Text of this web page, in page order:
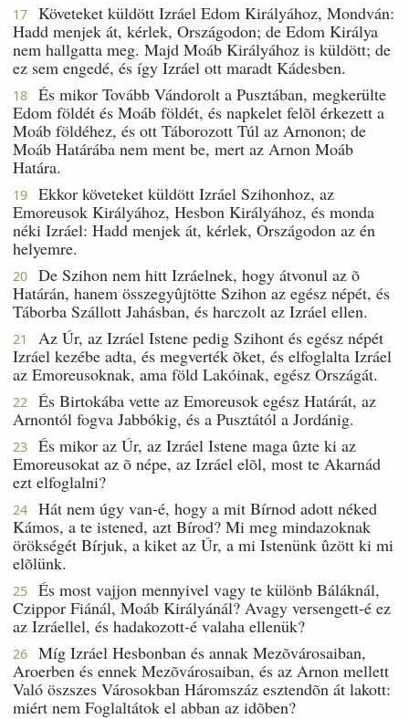
17
Követeket küldött Izráel Edom Királyához, Mondván:
Hadd menjek át, kérlek, Országodon; de Edom Királya
nem hallgatta meg. Majd Moáb Királyához is küldött; de
ez sem engedé, és így Izráel ott maradt Kádesben.
18
És mikor Tovább Vándorolt a Pusztában, megkerülte
Edom földét és Moáb földét, és napkelet felõl érkezett a
Moáb földéhez, és ott Táborozott Túl az Arnonon; de
Moáb Határába nem ment be, mert az Arnon Moáb
Határa.
19
Ekkor követeket küldött Izráel Szihonhoz, az
Emoreusok Királyához, Hesbon Királyához, és monda
néki Izráel: Hadd menjek át, kérlek, Országodon az én
helyemre.
20
De Szihon nem hitt Izráelnek, hogy átvonul az õ
Határán, hanem összegyûjtötte Szihon az egész népét, és
Táborba Szállott Jahásban, és harczolt az Izráel ellen.
21
Az Úr, az Izráel Istene pedig Szihont és egész népét
Izráel kezébe adta, és megverték õket, és elfoglalta Izráel
az Emoreusoknak, ama föld Lakóinak, egész Országát.
22
És Birtokába vette az Emoreusok egész Határát, az
Arnontól fogva Jabbókig, és a Pusztától a Jordánig.
23
És mikor az Úr, az Izráel Istene maga ûzte ki az
Emoreusokat az õ népe, az Izráel elõl, most te Akarnád
ezt elfoglalni?
24
Hát nem úgy van-é, hogy a mit Bírnod adott néked
Kámos, a te istened, azt Bírod? Mi meg mindazoknak
örökségét Bírjuk, a kiket az Úr, a mi Istenünk ûzött ki mi
elõlünk.
25
És most vajjon mennyivel vagy te különb Báláknál,
Czippor Fiánál, Moáb Királyánál? Avagy versengett-é ez
az Izráellel, és hadakozott-é valaha ellenük?
26
Míg Izráel Hesbonban és annak Mezõvárosaiban,
Aroerben és ennek Mezõvárosaiban, és az Arnon mellett
Való öszszes Városokban Háromszáz esztendõn át lakott:
miért nem Foglaltátok el abban az idõben?